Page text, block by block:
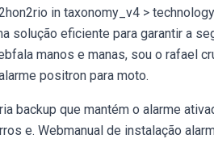
in taxonomy_v4 >
solução eficiente para garantir a
manos e manas, sou o rafael
positron para moto.
backup que mantém o alarme
e. Webmanual de instalação